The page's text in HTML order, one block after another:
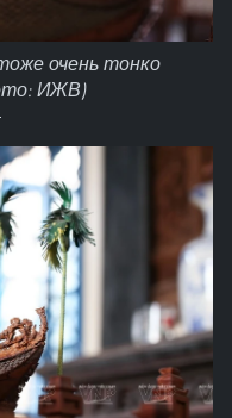
очень тонко
ИЖВ)